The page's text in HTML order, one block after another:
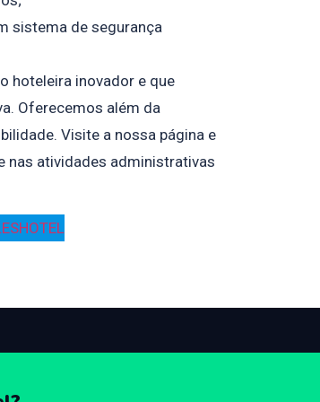
sistema de segurança
hoteleira inovador e que
Oferecemos além da
Visite a nossa página e
nas atividades administrativas